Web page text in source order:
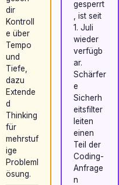
dir
Kontroll
e über
Tempo
und
Tiefe,
dazu
Extende
d
Thinking
für
mehrstuf
ige
Probleml
ösung.
gesperrt
, ist seit
1. Juli
wieder
verfügb
ar.
Schärfer
e
Sicherh
eitsfilter
leiten
einen
Teil der
Coding-
Anfrage
n